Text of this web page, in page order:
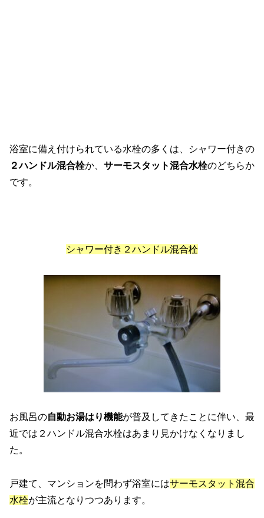
浴室に備え付けられている水栓の多くは、シャワー付きの
２ハンドル混合栓か、 サーモスタット混合水栓のどちらか
です。
シャワー付き２ハンドル混合栓
お風呂の自動お湯はり機能が普及してきたことに伴い、最
近では２ハンドル混合水栓はあまり見かけなくなりまし
た。
戸建て、マンションを問わず浴室にはサーモスタット混合
水栓が主流となりつつあります。